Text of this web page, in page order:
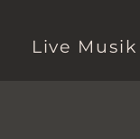
Live Musik